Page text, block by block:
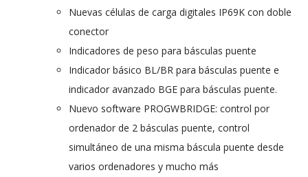
Nuevas células de carga digitales IP69K con doble
conector
Indicadores de peso para básculas puente
Indicador básico BL/BR para básculas puente e
indicador avanzado BGE para básculas puente.
Nuevo software PROGWBRIDGE: control por
ordenador de 2 básculas puente, control
simultáneo de una misma báscula puente desde
varios ordenadores y mucho más